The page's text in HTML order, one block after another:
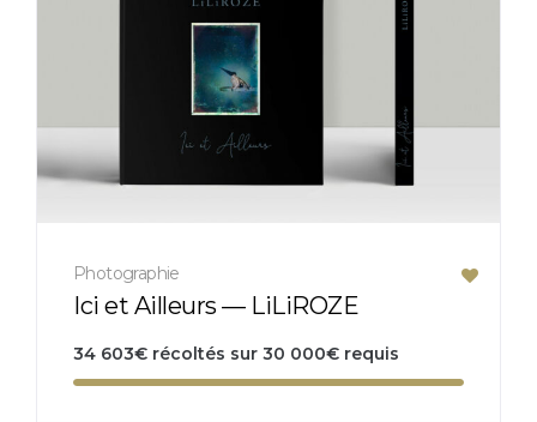
Photographie
Ici et Ailleurs — LiLiROZE
34 603€ récoltés sur 30 000€ requis